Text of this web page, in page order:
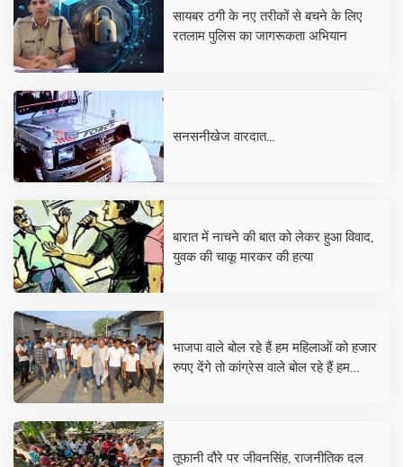
सायबर ठगी के नए तरीकों से बचने के लिए
रतलाम पुलिस का जागरूकता अभियान
सनसनीखेज वारदात...
बारात में नाचने की बात को लेकर हुआ विवाद,
युवक की चाकू मारकर की हत्या
भाजपा वाले बोल रहे हैं हम महिलाओं को हजार
रुपए देंगे तो कांग्रेस वाले बोल रहे हैं हम
तूफानी दौरे पर जीवनसिंह, राजनीतिक दल